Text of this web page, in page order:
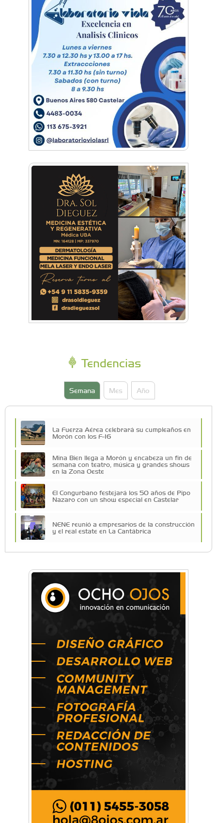
De Castelar a Júpiter: Conocé la historia del
vecino que mapeó la luna hacia la que viaja
Castelar Digital
Dr. Omar Battilana: casi cuatro décadas de
odontología en Castelar con una premisa que
no cambió
Emiliano Brancciari inauguró "El Banquito de
Norita", el nuevo ciclo cultural de la Casa
Museo Nora Cortiñas
No funcionará el Ferrocarril Sarmiento por
cuatro días
¡Sí, prometo! Miles de estudiantes de Morón
prometieron lealtad a la bandera
Empresas, emprendedores y cultura se
reunieron en Expo Morón Se Muestra
Empezá a estudiar en agosto: la Universidad
de Morón abrió las inscripciones para el
segundo cuatrimestre
Tendencias
Semana Mes Año
La Fuerza Aérea celebrará su cumpleaños en
Morón con los F-16
Mina Bien llega a Morón y encabeza un fin de
semana con teatro, música y grandes shows
en la Zona Oeste
El Congurbano festejará los 50 años de Pipo
Nazaro con un show especial en Castelar
NENE reunió a empresarios de la construcción
y el real estate en La Cantábrica
Una compañía teatral de Castelar competirá
por el Premio FEBA Cultura
Mariana Croce: "Hoy las empresas necesitan
un asesoramiento integral para crecer con
seguridad"
Música, teatro, yoga, danza y mucho más:
Conocé todos los talleres para aprender y
disfrutar en la Zona Oeste